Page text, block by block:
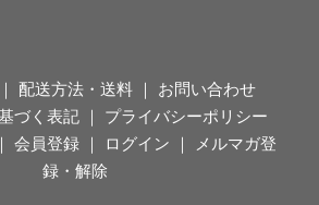
配送方法・送料
お問い合わせ
づく表記
プライバシーポリシー
会員登録 ログイン
メルマガ登
録・解除